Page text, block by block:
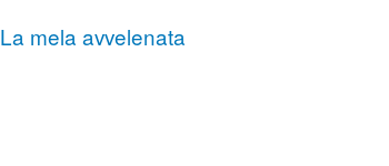
La mela avvelenata